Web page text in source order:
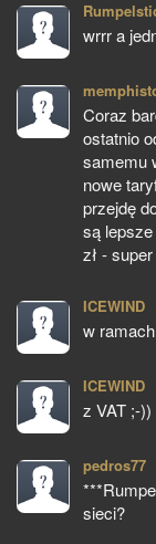
wrrr a
Coraz
ostatnio
samemu
nowe
przejdę
są
zł -
ICEWIND
w
ICEWIND
z VAT ;-))
pedros77
sieci?